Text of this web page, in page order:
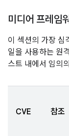
미디어 프레임
이 섹션의 가장 심
일을 사용하는 원
스트 내에서 임의
CVE 참조